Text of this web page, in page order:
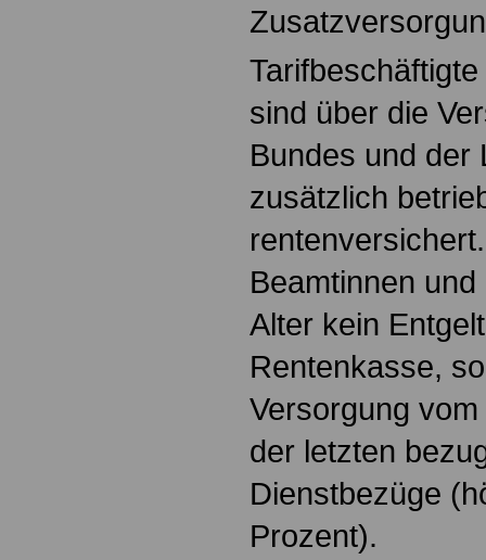
sind über die
Bundes und der
zusätzlich
Beamtinnen
Alter kein
Rentenkasse,
Versorgung
der letzten
Dienstbezüge
Prozent).